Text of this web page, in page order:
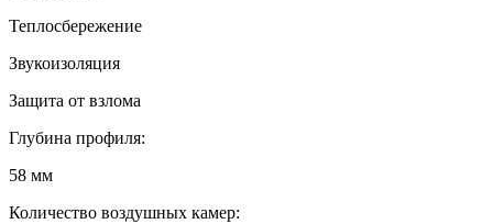
Теплосбережение
Звукоизоляция
Защита от взлома
Глубина профиля:
58 мм
Количество воздушных камер: